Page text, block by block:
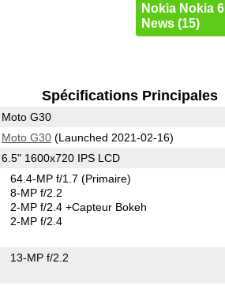
Nokia Nokia 6
News (15)
Spécifications Principales
Moto G30
Moto G30(Launched 2021-02-16)
6.5" 1600x720 IPS LCD
64.4-MP f/1.7(Primaire)
8-MP f/2.2
2-MP f/2.4+Capteur Bokeh
2-MP f/2.4
13-MP f/2.2